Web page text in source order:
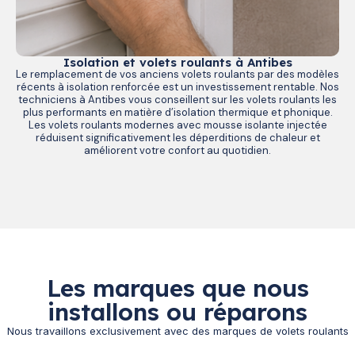
Isolation et volets roulants à Antibes
Le remplacement de vos anciens volets roulants par des modèles
récents à isolation renforcée est un investissement rentable. Nos
techniciens à Antibes vous conseillent sur les volets roulants les
plus performants en matière d’isolation thermique et phonique.
Les volets roulants modernes avec mousse isolante injectée
réduisent significativement les déperditions de chaleur et
améliorent votre confort au quotidien.
Les marques que nous
installons ou réparons
Nous travaillons exclusivement avec des marques de volets roulants